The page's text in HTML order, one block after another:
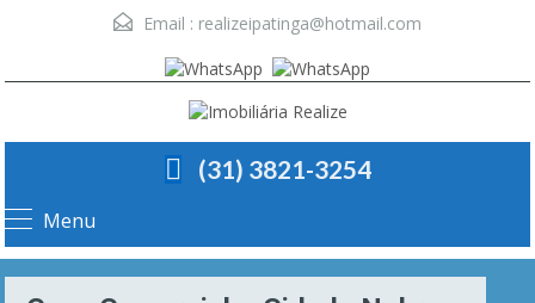
Email : realizeipatinga@hotmail.com
(31) 3821-3254
Menu